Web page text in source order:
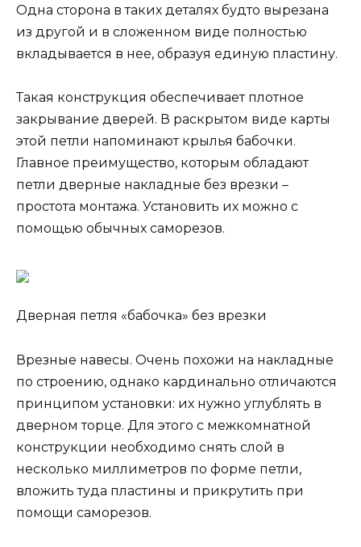
Одна сторона в таких деталях будто вырезана
из другой и в сложенном виде полностью
вкладывается в нее, образуя единую пластину.
Такая конструкция обеспечивает плотное
закрывание дверей. В раскрытом виде карты
этой петли напоминают крылья бабочки.
Главное преимущество, которым обладают
петли дверные накладные без врезки –
простота монтажа. Установить их можно с
помощью обычных саморезов.
Дверная петля «бабочка» без врезки
Врезные навесы. Очень похожи на накладные
по строению, однако кардинально отличаются
принципом установки: их нужно углублять в
дверном торце. Для этого с межкомнатной
конструкции необходимо снять слой в
несколько миллиметров по форме петли,
вложить туда пластины и прикрутить при
помощи саморезов.